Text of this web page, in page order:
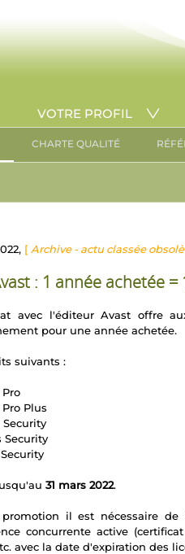
VOTRE PROFIL
CHARTE QUALITÉ
[ Archive - actu classée
: 1 année achetée =
avec l'éditeur Avast offre
pour une année achetée.
suivants :
Plus
Security
31 mars 2022.
il est nécessaire de
concurrente active
avec la date d'expiration des